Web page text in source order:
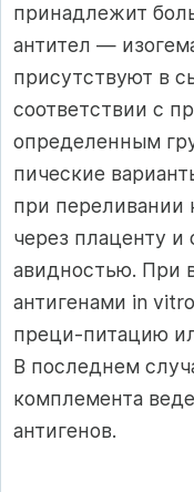
принадлежит
антител —
присутствуют в
соответствии с
определенным
пические
при переливании
через плаценту и
авидностью. При
антигенами in
преци-питацию
В последнем
комплемента
антигенов.